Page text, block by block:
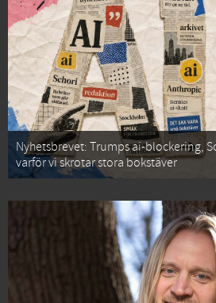
Nyhetsbrevet: Trumps ai-blockering,
varför vi skrotar stora bokstäver